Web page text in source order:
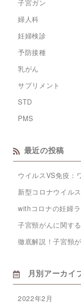
子宮ガン
婦人科
妊婦検診
予防接種
乳がん
サプリメント
STD
PMS
最近の投稿
ウイルスVS免疫：
新型コロナウイル
withコロナの妊婦
子宮頸がんに関す
徹底解説！子宮頸
月別アーカイ
2022年2月